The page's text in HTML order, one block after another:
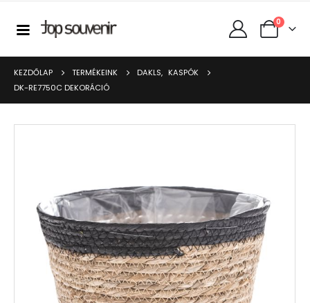
0
KEZDŐLAP TERMÉKEINK DAKLS, KASPÓK
DK-RE7750C DEKORÁCIÓ